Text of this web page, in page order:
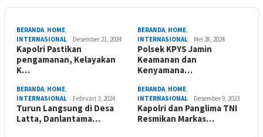
BERANDA, HOME,
INTERNASIONAL
Desember 21, 2024
Kapolri Pastikan
pengamanan, Kelayakan
K…
BERANDA, HOME,
INTERNASIONAL
Mei 28, 2024
Polsek KPYS Jamin
Keamanan dan
Kenyamana…
BERANDA, HOME,
INTERNASIONAL
Februari 3, 2024
Turun Langsung di Desa
Latta, Danlantama…
BERANDA, HOME,
INTERNASIONAL
Desember 9, 2023
Kapolri dan Panglima TNI
Resmikan Markas…